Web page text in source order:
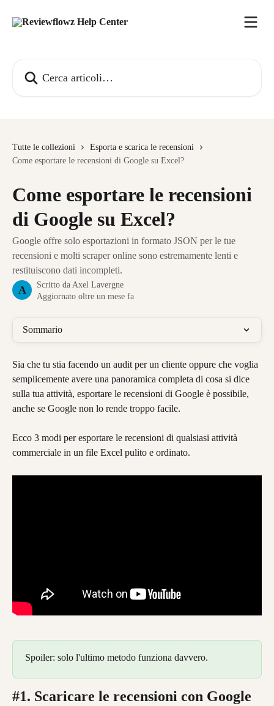
Tutte le collezioni
Esporta e scarica le recensioni
Come esportare le recensioni di Google su Excel?
Come esportare le recensioni
di Google su Excel?
Google offre solo esportazioni in formato JSON per le tue
recensioni e molti scraper online sono estremamente lenti e
restituiscono dati incompleti.
A Scritto da Axel Lavergne
Aggiornato oltre un mese fa
Sommario
Sia che tu stia facendo un audit per un cliente oppure che voglia
semplicemente avere una panoramica completa di cosa si dice
sulla tua attività, esportare le recensioni di Google è possibile,
anche se Google non lo rende troppo facile.
Ecco 3 modi per esportare le recensioni di qualsiasi attività
commerciale in un file Excel pulito e ordinato.
Spoiler: solo l'ultimo metodo funziona davvero.
#1. Scaricare le recensioni con Google